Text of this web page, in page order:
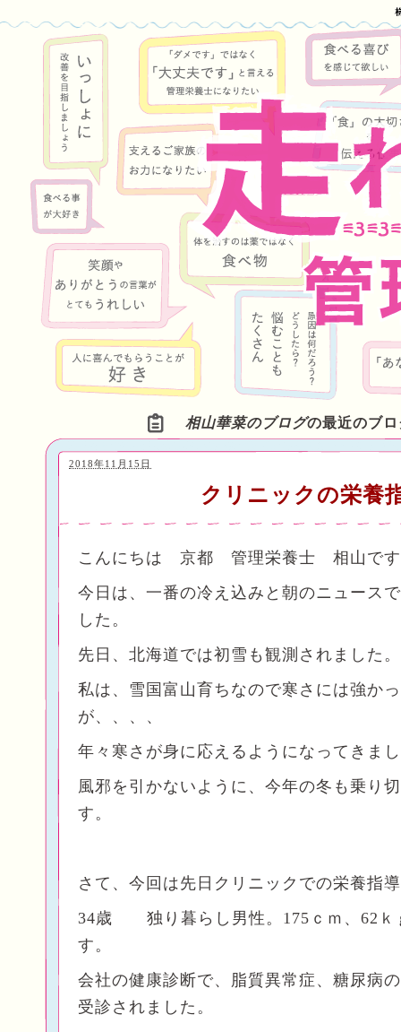
相山華菜のブログの最近のブ
クリニックの栄養
2018年11月15日
こんにちは 京都 管理栄養士 相山で
今日は、一番の冷え込みと朝のニュース
した。
先日、北海道では初雪も観測されました。
私は、雪国富山育ちなので寒さには強か
が、、、、
年々寒さが身に応えるようになってきま
風邪を引かないように、今年の冬も乗り
す。
さて、今回は先日クリニックでの栄養指
34歳 独り暮らし男性。175ｃｍ、62ｋ
す。
会社の健康診断で、脂質異常症、糖尿病
受診されました。